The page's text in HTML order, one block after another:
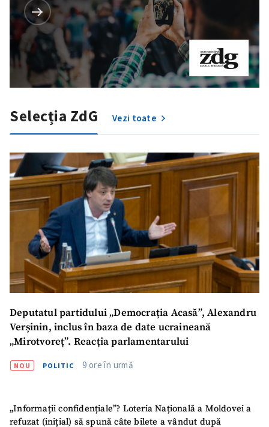
Selecția ZdG Vezi toate
Deputatul partidului „Democrația Acasă”, Alexandru
Verșinin, inclus în baza de date ucraineană
„Mirotvoreț”. Reacția parlamentarului
NOU POLITIC 9 ore în urmă
„Informații confidențiale”? Loteria Națională a Moldovei a
refuzat (inițial) să spună câte bilete a vândut după